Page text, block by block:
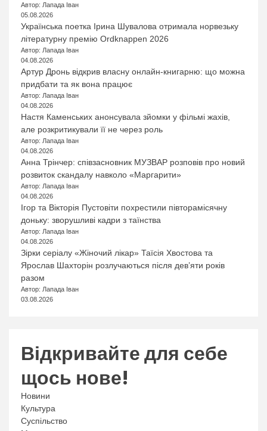
Автор: Лапада Іван
05.08.2026
Українська поетка Ірина Шувалова отримала норвезьку
літературну премію Ordknappen 2026
Автор: Лапада Іван
04.08.2026
Артур Дронь відкрив власну онлайн-книгарню: що можна
придбати та як вона працює
Автор: Лапада Іван
04.08.2026
Настя Каменських анонсувала зйомки у фільмі жахів,
але розкритикували її не через роль
Автор: Лапада Іван
04.08.2026
Анна Трінчер: співзасновник МУЗВАР розповів про новий
розвиток скандалу навколо «Маргарити»
Автор: Лапада Іван
04.08.2026
Ігор та Вікторія Пустовіти похрестили півторамісячну
доньку: зворушливі кадри з таїнства
Автор: Лапада Іван
04.08.2026
Зірки серіалу «Жіночий лікар» Таїсія Хвостова та
Ярослав Шахторін розлучаються після дев’яти років
разом
Автор: Лапада Іван
03.08.2026
Відкривайте для себе
щось нове!
Новини
Культура
Суспільство